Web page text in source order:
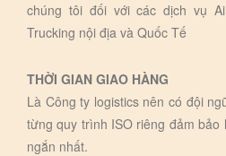
chúng tôi đối với các dịch vụ
Trucking nội địa và Quốc Tế
THỜI GIAN GIAO HÀNG
Là Công ty logistics nên có đội
từng quy trình ISO riêng đảm bảo
ngắn nhất.